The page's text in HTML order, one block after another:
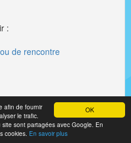
OK
afin de fournir
le trafic.
sont partagées avec Google. En
cookies. En savoir plus
:
de rencontre
bySkyrocket Labs